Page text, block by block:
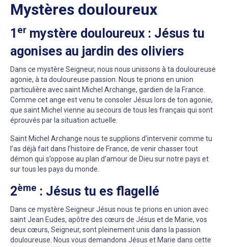
Mystères douloureux
1 er mystère douloureux : Jésus tu
agonises au jardin des oliviers
Dans ce mystère Seigneur, nous nous unissons à ta douloureuse
agonie, à ta douloureuse passion. Nous te prions en union
particulière avec saint Michel Archange, gardien de la France.
Comme cet ange est venu te consoler Jésus lors de ton agonie,
que saint Michel vienne au secours de tous les français qui sont
éprouvés par la situation actuelle.
Saint Michel Archange nous te supplions d’intervenir comme tu
l’as déjà fait dans l’histoire de France, de venir chasser tout
démon qui s’oppose au plan d’amour de Dieu sur notre pays et
sur tous les pays du monde.
2ème : Jésus tu es flagellé
Dans ce mystère Seigneur Jésus nous te prions en union avec
saint Jean Eudes, apôtre des cœurs de Jésus et de Marie, vos
deux cœurs, Seigneur, sont pleinement unis dans la passion
douloureuse. Nous vous demandons Jésus et Marie dans cette